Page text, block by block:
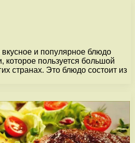
и популярное блюдо
которое пользуется большой
странах. Это блюдо состоит из